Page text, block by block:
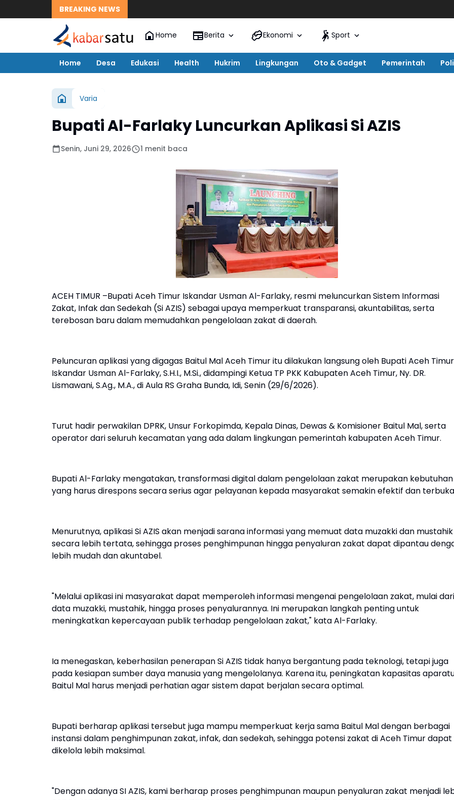
BREAKING NEWS
Home Berita Ekonomi Sport
Home Desa Edukasi Health Hukrim Lingkungan Oto & Gadget Pemerintah
Varia
Bupati Al-Farlaky Luncurkan Aplikasi Si AZIS
Senin, Juni 29, 2026 1 menit baca
ACEH TIMUR –Bupati Aceh Timur Iskandar Usman Al-Farlaky, resmi meluncurkan Sistem Informasi
Zakat, Infak dan Sedekah (Si AZIS) sebagai upaya memperkuat transparansi, akuntabilitas, serta
terebosan baru dalam memudahkan pengelolaan zakat di daerah.
Peluncuran aplikasi yang digagas Baitul Mal Aceh Timur itu dilakukan langsung oleh Bupati Aceh
Iskandar Usman Al-Farlaky, S.H.I., M.Si., didampingi Ketua TP PKK Kabupaten Aceh Timur, Ny. DR.
Lismawani, S.Ag., M.A., di Aula RS Graha Bunda, Idi, Senin (29/6/2026).
Turut hadir perwakilan DPRK, Unsur Forkopimda, Kepala Dinas, Dewas & Komisioner Baitul Mal, serta
operator dari seluruh kecamatan yang ada dalam lingkungan pemerintah kabupaten Aceh Timur.
Bupati Al-Farlaky mengatakan, transformasi digital dalam pengelolaan zakat merupakan kebutuhan
yang harus direspons secara serius agar pelayanan kepada masyarakat semakin efektif dan
Menurutnya, aplikasi Si AZIS akan menjadi sarana informasi yang memuat data muzakki dan mustahik
secara lebih tertata, sehingga proses penghimpunan hingga penyaluran zakat dapat dipantau
lebih mudah dan akuntabel.
"Melalui aplikasi ini masyarakat dapat memperoleh informasi mengenai pengelolaan zakat, mulai dari
data muzakki, mustahik, hingga proses penyalurannya. Ini merupakan langkah penting untuk
meningkatkan kepercayaan publik terhadap pengelolaan zakat," kata Al-Farlaky.
Ia menegaskan, keberhasilan penerapan Si AZIS tidak hanya bergantung pada teknologi, tetapi juga
pada kesiapan sumber daya manusia yang mengelolanya. Karena itu, peningkatan kapasitas
Baitul Mal harus menjadi perhatian agar sistem dapat berjalan secara optimal.
Bupati berharap aplikasi tersebut juga mampu memperkuat kerja sama Baitul Mal dengan berbagai
instansi dalam penghimpunan zakat, infak, dan sedekah, sehingga potensi zakat di Aceh Timur dapat
dikelola lebih maksimal.
"Dengan adanya SI AZIS, kami berharap proses penghimpunan maupun penyaluran zakat menjadi